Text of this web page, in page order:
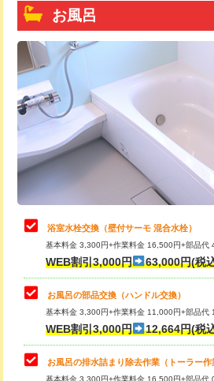
トーラー機使用/3mまで
追加トーラー機使用/3m超え
カメラ調査
桝清掃
止水・漏水調査・防水処理・清掃・修
理・調整・分解・加工など（軽作業）
止水・漏水調査・防水処理・清掃・修
理・調整・分解・加工など（中作業）
止水・漏水調査・防水処理・清掃・修
理・調整・分解・加工など（重作業）
トイレタンク脱着
トイレ便器脱着
タンクレストイレ脱着
お風呂
浴室水栓交換（壁付サーモ 混合水栓）
基本料金 3,300円+作業料金 16,500円+部品代
WEB割引3,000円 63,000円(税
お風呂の部品交換（ハンドル交換）
基本料金 3,300円+作業料金 11,000円+部品代
WEB割引3,000円 12,664円(税
お風呂の排水詰まり除去作業（トーラー作
基本料金 3,300円+作業料金 16,500円+部品代